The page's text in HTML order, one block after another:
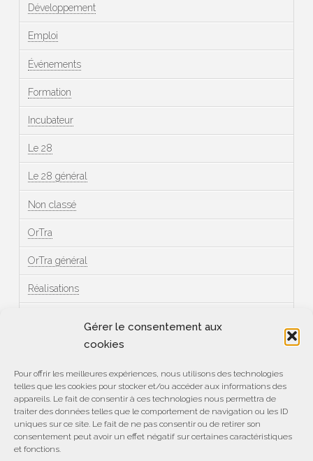
Gérer le consentement aux
cookies
Pour offrir les meilleures expériences, nous utilisons des technologies
telles que les cookies pour stocker et/ou accéder aux informations des
appareils. Le fait de consentir à ces technologies nous permettra de
traiter des données telles que le comportement de navigation ou les ID
uniques sur ce site. Le fait de ne pas consentir ou de retirer son
consentement peut avoir un effet négatif sur certaines caractéristiques
et fonctions.
Développement
Emploi
Événements
Formation
Incubateur
Le 28
Le 28 général
Non classé
OrTra
OrTra général
Réalisations
Connexion
Flux des publications
Flux des commentaires